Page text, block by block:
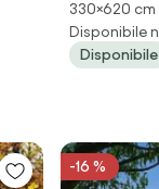
Telo in PE,
330×620 cm
Disponibile
Disponibile
-16 %